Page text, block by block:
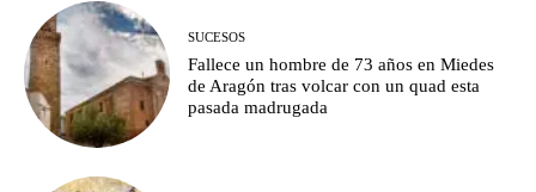
SUCESOS
Fallece un hombre de 73 años en Miedes
de Aragón tras volcar con un quad esta
pasada madrugada